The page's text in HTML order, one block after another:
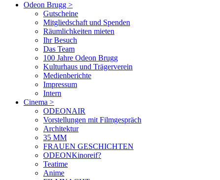
Odeon Brugg >
Gutscheine
Mitgliedschaft und Spenden
Räumlichkeiten mieten
Ihr Besuch
Das Team
100 Jahre Odeon Brugg
Kulturhaus und Trägerverein
Medienberichte
Impressum
Intern
Cinema >
ODEONAIR
Vorstellungen mit Filmgespräch
Architektur
35 MM
FRAUEN GESCHICHTEN
ODEONKinoreif?
Teatime
Anime